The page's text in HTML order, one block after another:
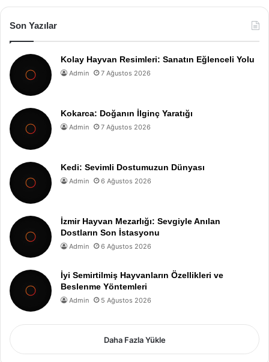
Son Yazılar
Kolay Hayvan Resimleri: Sanatın Eğlenceli Yolu
Admin 7 Ağustos 2026
Kokarca: Doğanın İlginç Yaratığı
Admin 7 Ağustos 2026
Kedi: Sevimli Dostumuzun Dünyası
Admin 6 Ağustos 2026
İzmir Hayvan Mezarlığı: Sevgiyle Anılan
Dostların Son İstasyonu
Admin 6 Ağustos 2026
İyi Semirtilmiş Hayvanların Özellikleri ve
Beslenme Yöntemleri
Admin 5 Ağustos 2026
Daha Fazla Yükle